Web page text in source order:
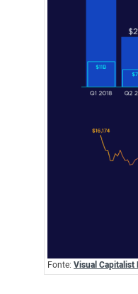
Fonte: Visual Capitalist